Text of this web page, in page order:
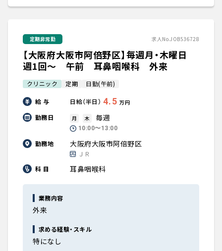
定期非常勤 求人No.JOB536728
【大阪府大阪市阿倍野区】毎週月・木曜日
週1回～ 午前 耳鼻咽喉科 外来
クリニック 定期 日勤(午前)
給 与 日給（半日） 4.5 万円
勤務日 月 木 毎週
10:00〜13:00
勤務地 大阪府大阪市阿倍野区
ＪＲ
科 目
耳鼻咽喉科
業務内容
外来
求める経験・スキル
特になし